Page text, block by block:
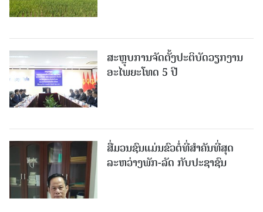
ສະຫຼຸບການຈັດຕັ້ງປະຕິບັດວຽກງານ
ອະໄພຍະໂທດ 5 ປີ
ສື່ມວນຊົນແມ່ນຂົວຕໍ່ທີ່ສໍາຄັນທີ່ສຸດ
ລະຫວ່າງພັກ-ລັດ ກັບປະຊາຊົນ